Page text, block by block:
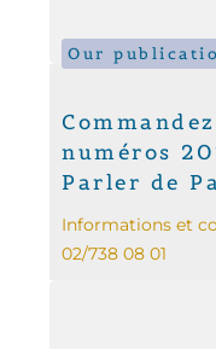
Our
numéros
Parler de
Informations et
02/738 08 01